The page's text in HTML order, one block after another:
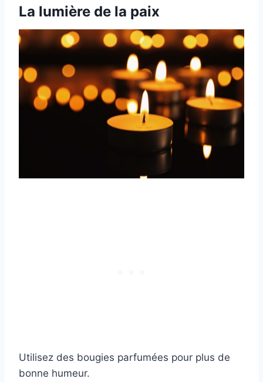
La lumière de la paix
Utilisez des bougies parfumées pour plus de
bonne humeur.